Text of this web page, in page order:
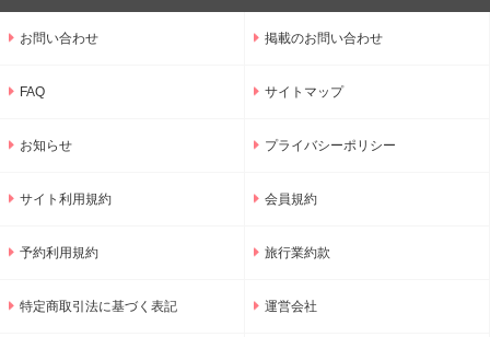
お問い合わせ 掲載のお問い合わせ
FAQ サイトマップ
お知らせ プライバシーポリシー
サイト利用規約 会員規約
予約利用規約 旅行業約款
特定商取引法に基づく表記 運営会社